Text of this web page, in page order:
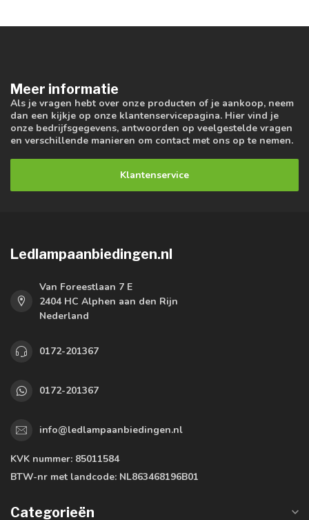
Meer informatie
Als je vragen hebt over onze producten of je aankoop, neem
dan een kijkje op onze klantenservicepagina. Hier vind je
onze bedrijfsgegevens, antwoorden op veelgestelde vragen
en verschillende manieren om contact met ons op te nemen.
Klantenservice
Ledlampaanbiedingen.nl
Van Foreestlaan 7 E
2404 HC Alphen aan den Rijn
Nederland
0172-201367
0172-201367
info@ledlampaanbiedingen.nl
KVK nummer: 85011584
BTW-nr met landcode: NL863468196B01
Categorieën